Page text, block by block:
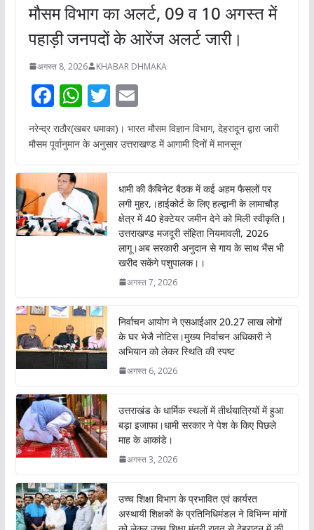
मौसम विभाग का अलर्ट, 09 व 10 अगस्त में
पहाड़ी जनपदों के आरेंज अलर्ट जारी।
अगस्त 8, 2026 KHABAR DHMAKA
F
ac
e
o
o
k
W
h
at
A
p
p
T
w
itt
E
m
ai
नरेन्द्र राठौर(खबर धमाका)। भारत मौसम विज्ञान विभाग, देहरादून द्वारा जारी
मौसम पूर्वानुमान के अनुसार उत्तराखण्ड में आगामी दिनों में मानसून
धामी की कैबिनेट बैठक में कई अहम फैसलों पर
लगी मुहर,।हाईकोर्ट के लिए हल्द्वानी के लामाचौड़
क्षेत्र में 40 हेक्टेयर जमीन देने को मिली स्वीकृति।
उत्तराखण्ड मजदूरी संहिता नियमावली, 2026
लागू।अब सरकारी अनुदान से गाय के साथ भैंस भी
खरीद सकेंगे पशुपालक।।
अगस्त 7, 2026
निर्वाचन आयोग ने एसआईआर 20.27 लाख लोगों
के घर भेजै नोटिस।मुख्य निर्वाचन अधिकारी ने
अभियान को लेकर स्थिति की स्पष्ट
अगस्त 6, 2026
उत्तराखंड के धार्मिक स्थलों में तीर्थयात्रियों में हुआ
बड़ा इजाफा।धामी सरकार ने पेश के किए पिछले
माह के आकांडे।
अगस्त 3, 2026
उच्च शिक्षा विभाग के प्रभावित एवं कार्यरत
अस्थायी शिक्षकों के प्रतिनिधिमंडल ने विभिन्न मांगों